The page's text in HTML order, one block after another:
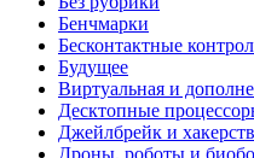
Бенчмарки
Бесконтактные
Будущее
Виртуальная и
Десктопные
Джейлбрейк и
Дроны, роботы и